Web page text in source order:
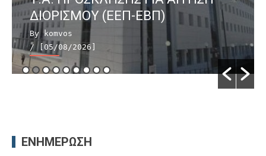
ΔΙΟΡΙΣΜΟΥ (ΕΕΠ-ΕΒΠ)
By komvos
/ [05/08/2026]
ΕΝΗΜΕΡΩΣΗ